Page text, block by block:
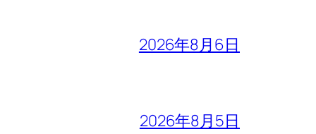
2026年8月6日
2026年8月5日